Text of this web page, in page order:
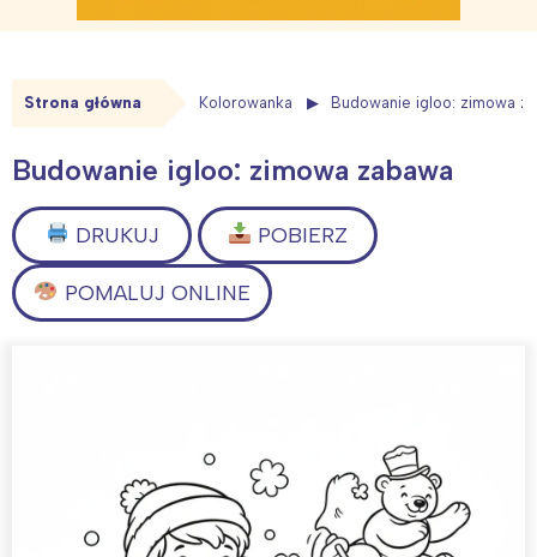
Strona główna Kolorowanka Budowanie igloo: zimowa
Budowanie igloo: zimowa zabawa
DRUKUJ POBIERZ
POMALUJ ONLINE